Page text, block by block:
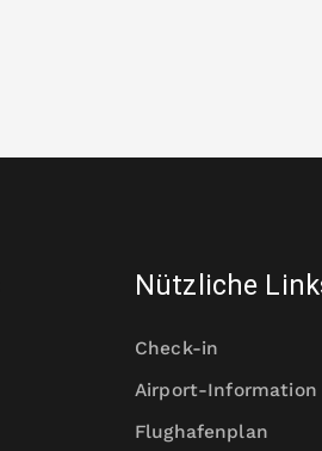
Nützliche
Check-in
Airport-Information
Flughafenplan